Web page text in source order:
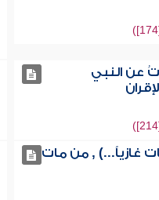
عن النبي
غازياً...) , من مات